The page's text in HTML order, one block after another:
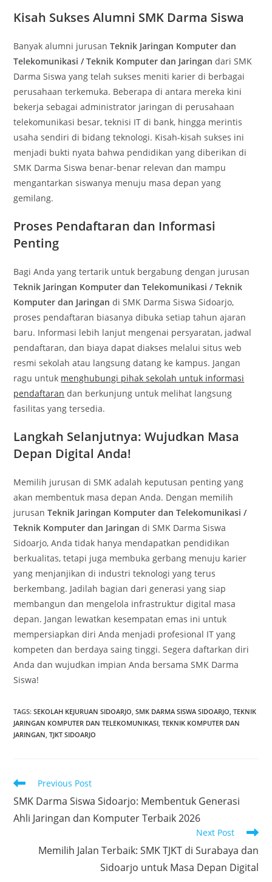
Kisah Sukses Alumni SMK Darma Siswa
Banyak alumni jurusanTeknik Jaringan Komputer dan
Telekomunikasi / Teknik Komputer dan Jaringan dari SMK
Darma Siswa yang telah sukses meniti karier di berbagai
perusahaan terkemuka. Beberapa di antara mereka kini
bekerja sebagai administrator jaringan di perusahaan
telekomunikasi besar, teknisi IT di bank, hingga merintis
usaha sendiri di bidang teknologi. Kisah-kisah sukses ini
menjadi bukti nyata bahwa pendidikan yang diberikan di
SMK Darma Siswa benar-benar relevan dan mampu
mengantarkan siswanya menuju masa depan yang
gemilang.
Proses Pendaftaran dan Informasi
Penting
Bagi Anda yang tertarik untuk bergabung dengan jurusan
Teknik Jaringan Komputer dan Telekomunikasi / Teknik
Komputer dan Jaringan di SMK Darma Siswa Sidoarjo,
proses pendaftaran biasanya dibuka setiap tahun ajaran
baru. Informasi lebih lanjut mengenai persyaratan, jadwal
pendaftaran, dan biaya dapat diakses melalui situs web
resmi sekolah atau langsung datang ke kampus. Jangan
ragu untuk menghubungi pihak sekolah untuk informasi
pendaftaran dan berkunjung untuk melihat langsung
fasilitas yang tersedia.
Langkah Selanjutnya: Wujudkan Masa
Depan Digital Anda!
Memilih jurusan di SMK adalah keputusan penting yang
akan membentuk masa depan Anda. Dengan memilih
jurusanTeknik Jaringan Komputer dan Telekomunikasi /
Teknik Komputer dan Jaringan di SMK Darma Siswa
Sidoarjo, Anda tidak hanya mendapatkan pendidikan
berkualitas, tetapi juga membuka gerbang menuju karier
yang menjanjikan di industri teknologi yang terus
berkembang. Jadilah bagian dari generasi yang siap
membangun dan mengelola infrastruktur digital masa
depan. Jangan lewatkan kesempatan emas ini untuk
mempersiapkan diri Anda menjadi profesional IT yang
kompeten dan berdaya saing tinggi. Segera daftarkan diri
Anda dan wujudkan impian Anda bersama SMK Darma
Siswa!
TAGS:SEKOLAH KEJURUAN SIDOARJO SMK DARMA SISWA SIDOARJO TEKNIK
JARINGAN KOMPUTER DAN TELEKOMUNIKASI TEKNIK KOMPUTER DAN
JARINGAN TJKT SIDOARJO
Read
articles
Previous Post
SMK Darma Siswa Sidoarjo: Membentuk Generasi
Ahli Jaringan dan Komputer Terbaik 2026
Next Post
Memilih Jalan Terbaik: SMK TJKT di Surabaya dan
Sidoarjo untuk Masa Depan Digital